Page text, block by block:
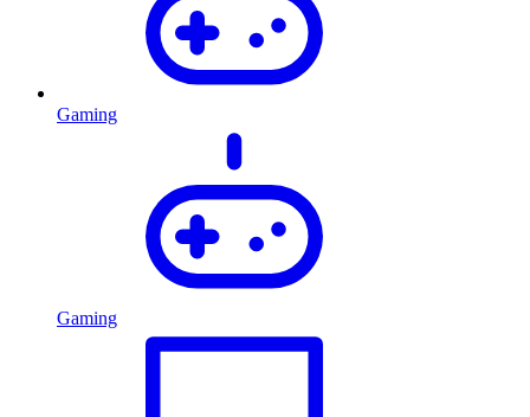
Gaming
Gaming